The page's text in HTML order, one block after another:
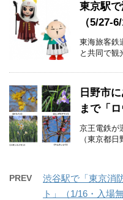
東京駅
（5/27-
東海旅客鉄
と共同で観
日野市
まで「
京王電鉄が
（東京都
PREV
渋谷駅で「東京消
ト」（1/16・入場無